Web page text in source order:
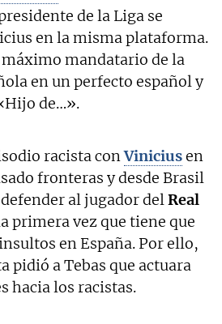
de la Liga se
en la misma plataforma.
mandatario de la
en un perfecto español y
de…».
racista conViniciusen
fronteras y desde Brasil
al jugador delReal
primera vez que tiene que
en España. Por ello,
pidió a Tebas que actuara
hacia los racistas.